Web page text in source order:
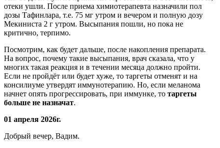
отеки ушли. После приема химиотерапевта назначили пол
дозы Тафинлара, т.е. 75 мг утром и вечером и полную дозу
Мекиниста 2 г утром. Высыпания пошли, но пока не
критично, терпимо.
Посмотрим, как будет дальше, после накопления препарата.
На вопрос, почему такие высыпания, врач сказала, что у
многих такая реакция и в течении месяца должно пройти.
Если не пройдёт или будет хуже, то таргеты отменят и на
консилиуме утвердят иммунотерапию. Но, если меланома
начнет опять прогрессировать, при иммунке, то таргеты
больше не назначат.
01 апреля 2026г.
Добрый вечер, Вадим.